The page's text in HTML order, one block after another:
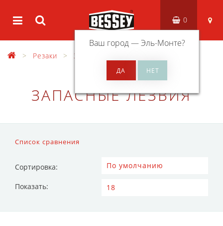
Ваш город —Эль-Монте?
0
Резаки Запасные лезвия
ЗАПАСНЫЕ ЛЕЗВИЯ
Список сравнения
Сортировка:
Показать: